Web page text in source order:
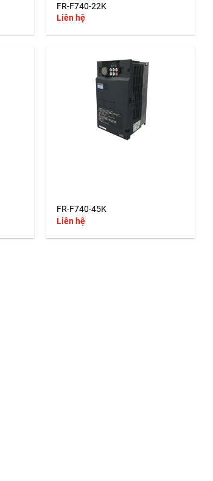
FR-F740-22K
Liên hệ
FR-F740-45K
Liên hệ